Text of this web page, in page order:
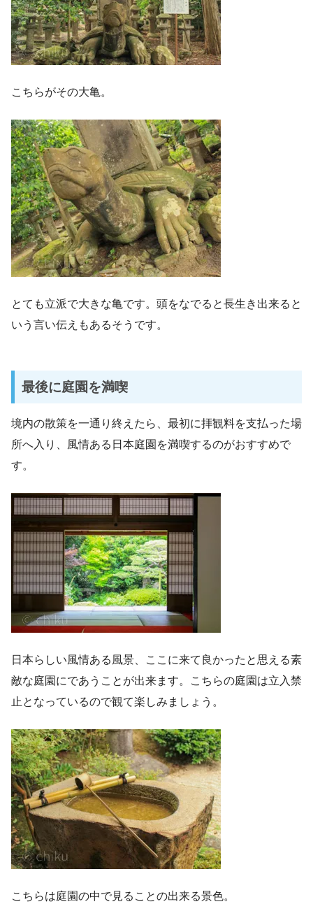
こちらがその大亀。
とても立派で大きな亀です。頭をなでると長生き出来ると
いう言い伝えもあるそうです。
最後に庭園を満喫
境内の散策を一通り終えたら、最初に拝観料を支払った場
所へ入り、風情ある日本庭園を満喫するのがおすすめで
す。
日本らしい風情ある風景、ここに来て良かったと思える素
敵な庭園にであうことが出来ます。こちらの庭園は立入禁
止となっているので観て楽しみましょう。
こちらは庭園の中で見ることの出来る景色。